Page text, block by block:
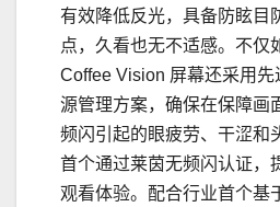
有效降低反光，具备防眩目
点，久看也无不适感。不仅
Coffee Vision 屏幕还采用
源管理方案，确保在保障画
频闪引起的眼疲劳、干涩和
首个通过莱茵无频闪认证，
观看体验。配合行业首个基